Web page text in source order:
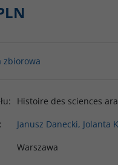
zbiorowa
:
Histoire des sciences
:
Janusz Danecki, Jolanta
Warszawa